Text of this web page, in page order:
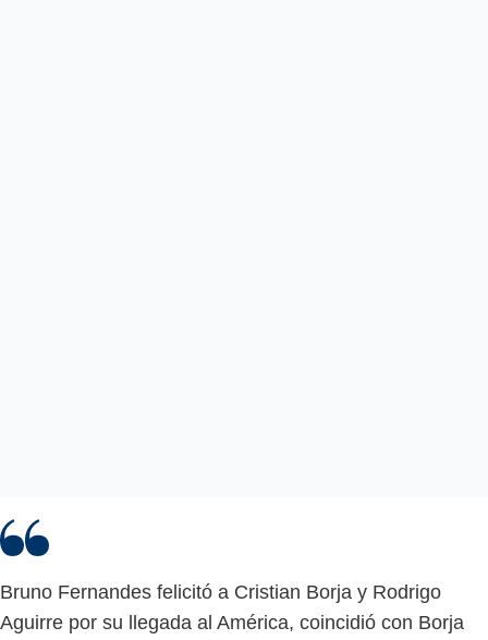
Bruno Fernandes felicitó a Cristian Borja y Rodrigo
Aguirre por su llegada al América, coincidió con Borja